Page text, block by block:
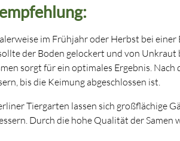
im Frühjahr oder Herbst bei
der Boden gelockert und von
sorgt für ein optimales Ergebnis. Nach
bis die Keimung abgeschlossen ist.
Tiergarten lassen sich großflächige
Durch die hohe Qualität der Samen